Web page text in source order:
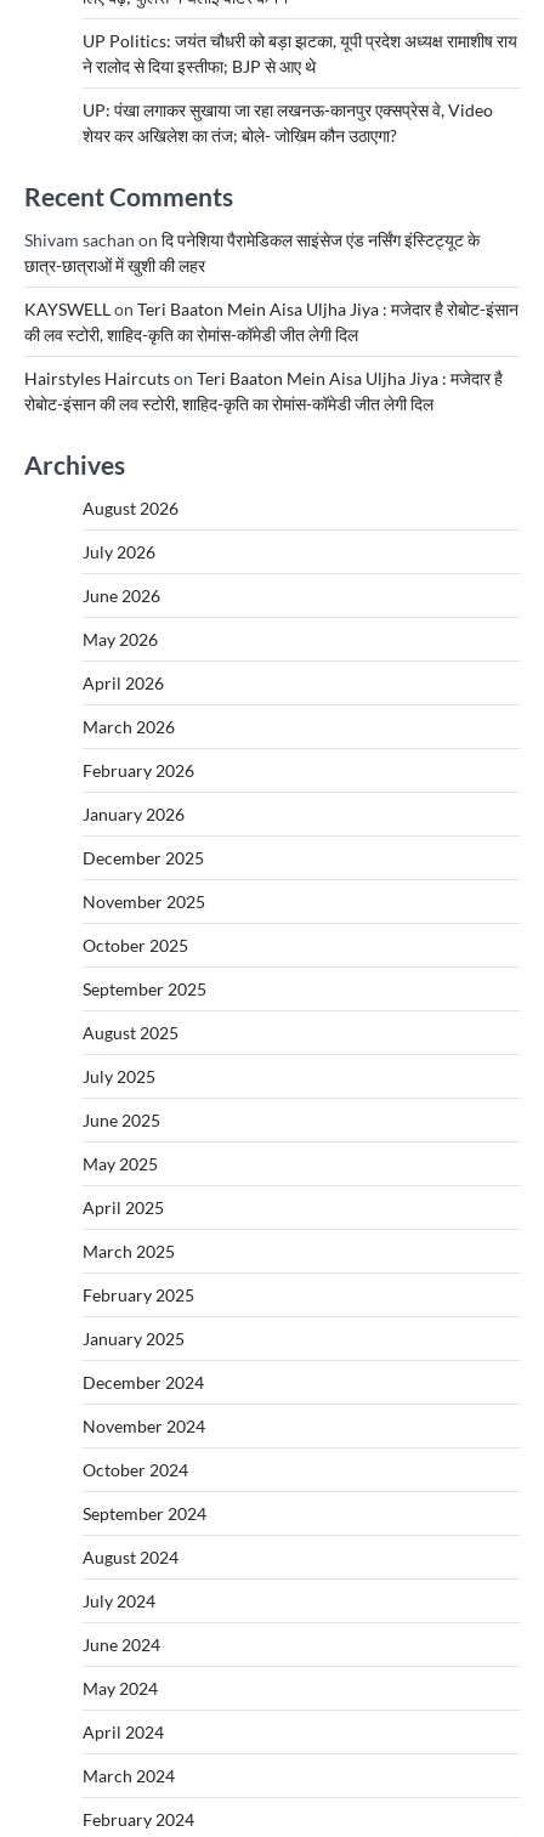
UP Politics: जयंत चौधरी को बड़ा झटका, यूपी प्रदेश अध्यक्ष रामाशीष राय
ने रालोद से दिया इस्तीफा; BJP से आए थे
UP: पंखा लगाकर सुखाया जा रहा लखनऊ-कानपुर एक्सप्रेस वे, Video
शेयर कर अखिलेश का तंज; बोले- जोखिम कौन उठाएगा?
Recent Comments
Shivam sachan on दि पनेशिया पैरामेडिकल साइंसेज एंड नर्सिंग इंस्टिट्यूट के
छात्र-छात्राओं में खुशी की लहर
KAYSWELLon Teri Baaton Mein Aisa Uljha Jiya : मजेदार है रोबोट-इंसान
की लव स्टोरी, शाहिद-कृति का रोमांस-कॉमेडी जीत लेगी दिल
Hairstyles Haircutson Teri Baaton Mein Aisa Uljha Jiya : मजेदार है
रोबोट-इंसान की लव स्टोरी, शाहिद-कृति का रोमांस-कॉमेडी जीत लेगी दिल
Archives
August 2026
July 2026
June 2026
May 2026
April 2026
March 2026
February 2026
January 2026
December 2025
November 2025
October 2025
September 2025
August 2025
July 2025
June 2025
May 2025
April 2025
March 2025
February 2025
January 2025
December 2024
November 2024
October 2024
September 2024
August 2024
July 2024
June 2024
May 2024
April 2024
March 2024
February 2024